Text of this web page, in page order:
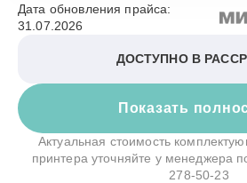
Показать
Дата обновления прайса:
31.07.2026
ДОСТУПНО В
Актуальная стоимость
принтера уточняйте у менеджера
278-50-23